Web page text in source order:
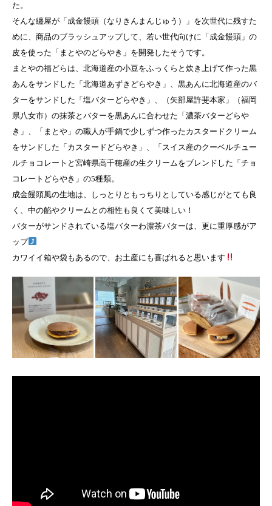
た。
そんな纏屋が「成金饅頭（なりきんまんじゅう）」を次世代に残すた
めに、商品のブラッシュアップして、若い世代向けに「成金饅頭」の
皮を使った「まとやのどらやき」を開発したそうです。
まとやの福どらは、北海道産の小豆をふっくらと炊き上げて作った黒
あんをサンドした「北海道あずきどらやき」、黒あんに北海道産のバ
ターをサンドした「塩バターどらやき」、（矢部屋許斐本家」（福岡
県八女市）の抹茶とバターを黒あんに合わせた「濃茶バターどらや
き」、「まとや」の職人が手鍋で少しずつ作ったカスタードクリーム
をサンドした「カスタードどらやき」、「スイス産のクーベルチュー
ルチョコレートと宮崎県高千穂産の生クリームをブレンドした「チョ
コレートどらやき」の5種類。
成金饅頭風の生地は、しっとりともっちりとしている感じがとても良
く、中の餡やクリームとの相性も良くて美味しい！
バターがサンドされている塩バターわ濃茶バターは、更に重厚感がア
ップ
カワイイ箱や袋もあるので、お土産にも喜ばれると思います